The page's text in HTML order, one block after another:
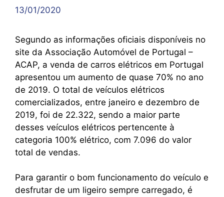
13/01/2020
Segundo as informações oficiais disponíveis no
site da Associação Automóvel de Portugal –
ACAP, a venda de carros elétricos em Portugal
apresentou um aumento de quase 70% no ano
de 2019. O total de veículos elétricos
comercializados, entre janeiro e dezembro de
2019, foi de 22.322, sendo a maior parte
desses veículos elétricos pertencente à
categoria 100% elétrico, com 7.096 do valor
total de vendas.
Para garantir o bom funcionamento do veículo e
desfrutar de um ligeiro sempre carregado, é